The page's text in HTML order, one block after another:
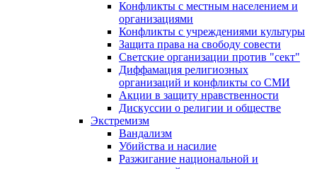
Конфликты с местным населением и
организациями
Конфликты с учреждениями культуры
Защита права на свободу совести
Светские организации против "сект"
Диффамация религиозных
организаций и конфликты со СМИ
Акции в защиту нравственности
Дискуссии о религии и обществе
Экстремизм
Вандализм
Убийства и насилие
Разжигание национальной и